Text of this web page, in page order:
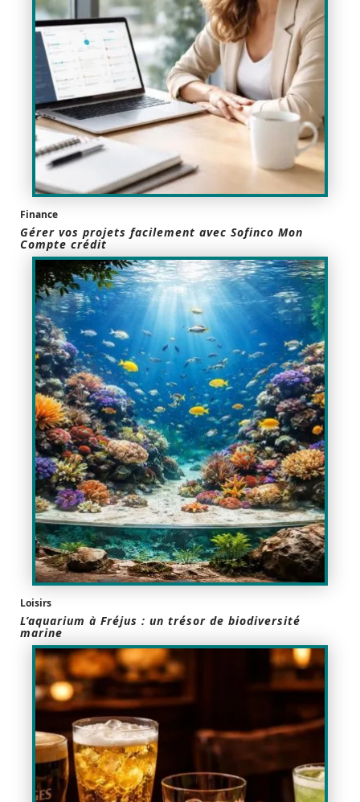
Finance
Gérer vos projets facilement avec Sofinco Mon
Compte crédit
Loisirs
L’aquarium à Fréjus : un trésor de biodiversité
marine